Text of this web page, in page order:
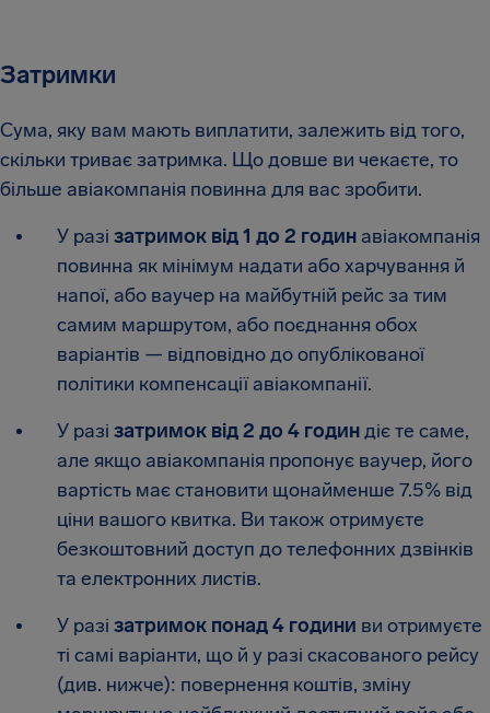
Затримки
Сума, яку вам мають виплатити, залежить від того,
скільки триває затримка. Що довше ви чекаєте, то
більше авіакомпанія повинна для вас зробити.
У разі затримок від 1 до 2 годин авіакомпанія
повинна як мінімум надати або харчування й
напої, або ваучер на майбутній рейс за тим
самим маршрутом, або поєднання обох
варіантів — відповідно до опублікованої
політики компенсації авіакомпанії.
У разі затримок від 2 до 4 годиндіє те саме,
але якщо авіакомпанія пропонує ваучер, його
вартість має становити щонайменше 7.5% від
ціни вашого квитка. Ви також отримуєте
безкоштовний доступ до телефонних дзвінків
та електронних листів.
У разі затримок понад 4 години ви отримуєте
ті самі варіанти, що й у разі скасованого рейсу
(див. нижче): повернення коштів, зміну